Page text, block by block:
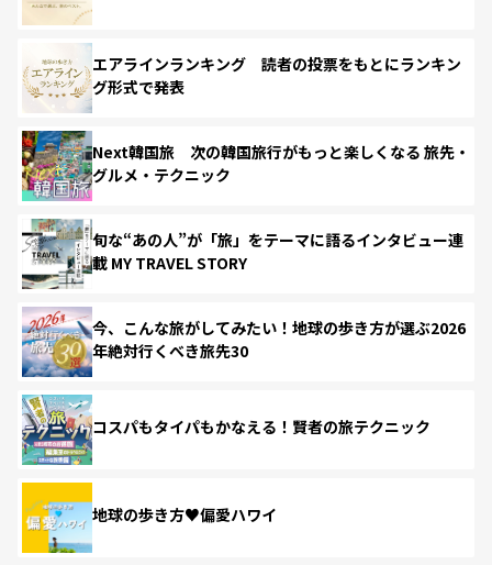
エアラインランキング 読者の投票をもとにランキン
グ形式で発表
Next韓国旅 次の韓国旅行がもっと楽しくなる 旅先・
グルメ・テクニック
旬な“あの人”が「旅」をテーマに語るインタビュー連
載 MY TRAVEL STORY
今、こんな旅がしてみたい！地球の歩き方が選ぶ2026
年絶対行くべき旅先30
コスパもタイパもかなえる！賢者の旅テクニック
地球の歩き方♥偏愛ハワイ